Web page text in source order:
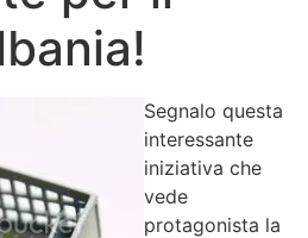
Segnalo questa
interessante
iniziativa che
vede
protagonista la